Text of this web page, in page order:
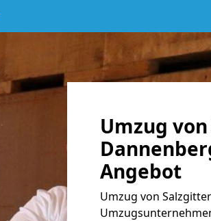
Umzug
Angebot
Umzug von